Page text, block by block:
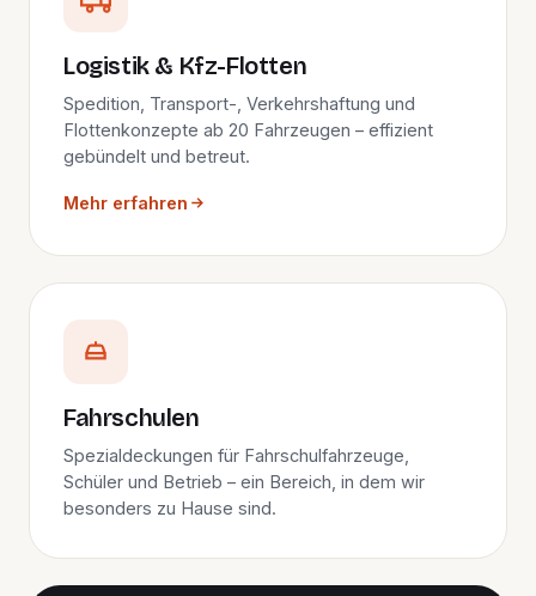
Logistik & Kfz-Flotten
Spedition, Transport-, Verkehrshaftung und
Flottenkonzepte ab 20 Fahrzeugen – effizient
gebündelt und betreut.
Mehr erfahren
Fahrschulen
Spezialdeckungen für Fahrschulfahrzeuge,
Schüler und Betrieb – ein Bereich, in dem wir
besonders zu Hause sind.